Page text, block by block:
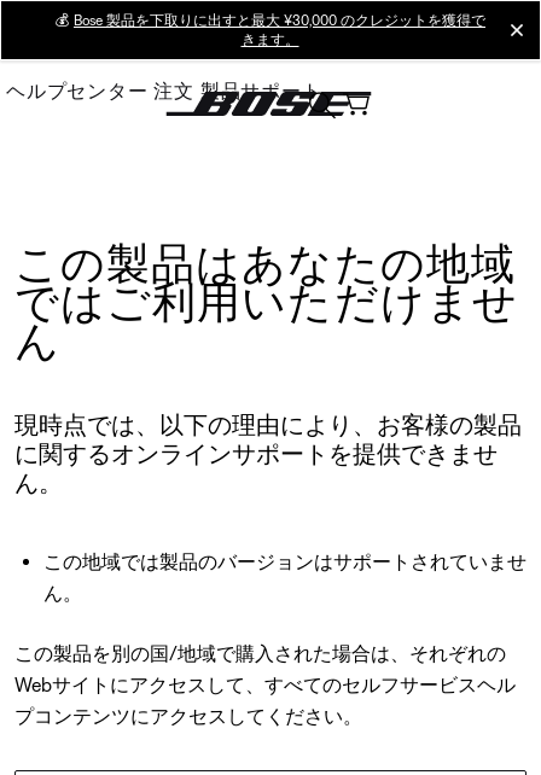
Main
💰 Bose 製品を下取りに出すと最大 ¥30,000 のクレジットを獲得で
きます。
ヘルプセンター 注文 製品サポート
この製品はあなたの地域
ではご利用いただけませ
ん
現時点では、以下の理由により、お客様の製品
に関するオンラインサポートを提供できませ
ん。
この地域では製品のバージョンはサポートされていませ
ん。
この製品を別の国/地域で購入された場合は、それぞれの
Webサイトにアクセスして、すべてのセルフサービスヘル
プコンテンツにアクセスしてください。